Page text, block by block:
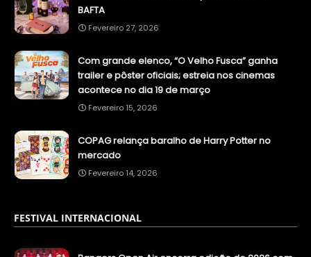
BAFTA
Fevereiro 27, 2026
Com grande elenco, “O Velho Fusca” ganha
trailer e pôster oficiais; estreia nos cinemas
acontece no dia 19 de março
Fevereiro 15, 2026
COPAG relança baralho de Harry Potter no
mercado
Fevereiro 14, 2026
FESTIVAL INTERNACIONAL